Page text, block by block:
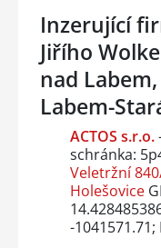
Inzerující
Jiřího
nad
Labem-
ACTOS s.r.o.
schránka:
Veletržní
Holešovice
-1041571.71;